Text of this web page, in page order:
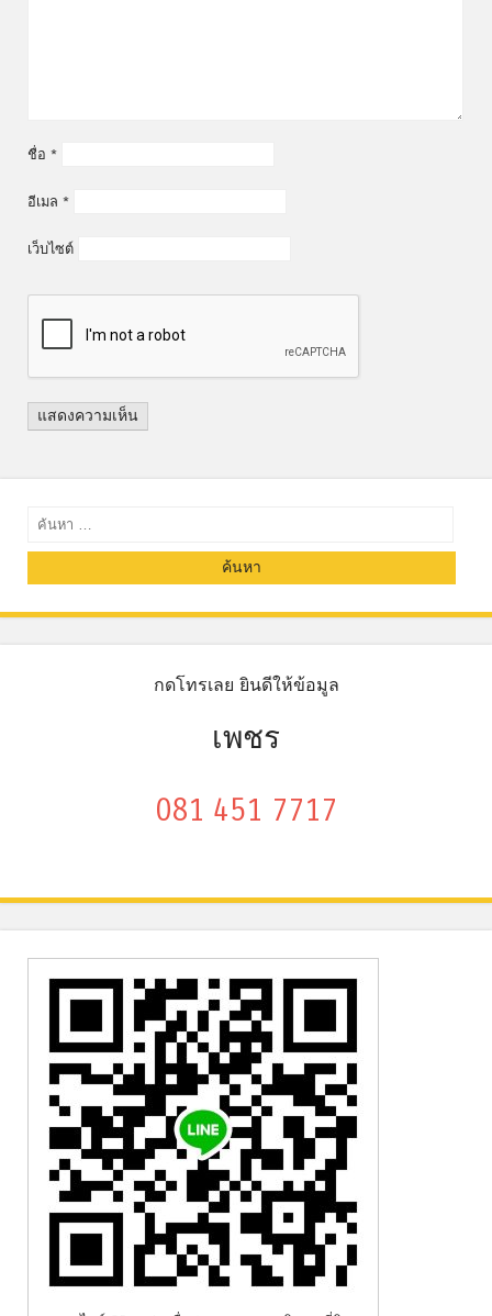
ชื่อ *
อีเมล *
เว็บไซต์
ค้นหา
กดโทรเลย ยินดีให้ข้อมูล
เพชร
081 451 7717